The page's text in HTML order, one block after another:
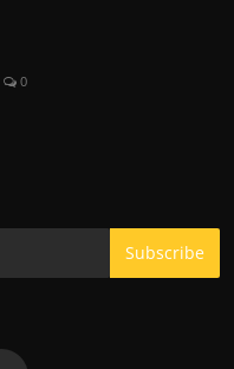
0
Subscribe